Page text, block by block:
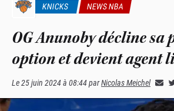
KNICKS NEWS NBA
OG Anunoby décline sa
option et devient agent
Le25 juin 2024 à 08:44parNicolas Meichel